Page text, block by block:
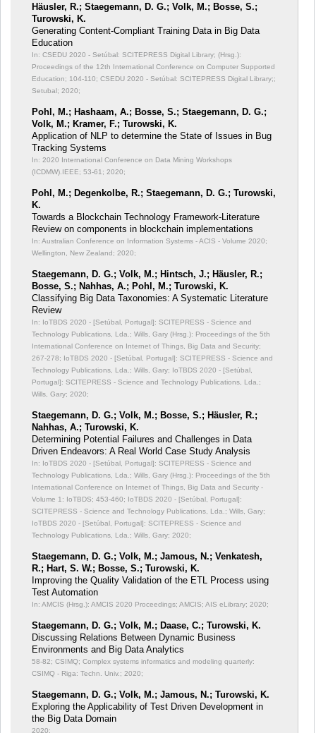
Häusler, R.; Staegemann, D. G.; Volk, M.; Bosse, S.;
Turowski, K.
Generating Content-Compliant Training Data in Big Data
Education
In: CSEDU 2020 - Setúbal: SCITEPRESS Digital Library; (Hrsg.):
Proceedings of the 12th International Conference on Computer Supported
Education; 104-110; CSEDU 2020 - Setúbal: SCITEPRESS Digital Library;;
Setubal; 2020;
Pohl, M.; Hashaam, A.; Bosse, S.; Staegemann, D. G.;
Volk, M.; Kramer, F.; Turowski, K.
Application of NLP to determine the State of Issues in Bug
Tracking Systems
In: 2020 International Conference on Data Mining Workshops
(ICDMW).IEEE; 53-61; 2020;
Pohl, M.; Degenkolbe, R.; Staegemann, D. G.; Turowski,
K.
Towards a Blockchain Technology Framework-Literature
Review on components in blockchain implementations
In: Australian Conference on Information Systems - ACIS - Volume 2020;
Wellington, New Zealand; 2020;
Staegemann, D. G.; Volk, M.; Hintsch, J.; Häusler, R.;
Bosse, S.; Nahhas, A.; Pohl, M.; Turowski, K.
Classifying Big Data Taxonomies: A Systematic Literature
Review
In: IoTBDS 2020 - [Setúbal, Portugal]: SCITEPRESS - Science and
Technology Publications, Lda.; Wills, Gary (Hrsg.): Proceedings of the 5th
International Conference on Internet of Things, Big Data and Security;
267-278; IoTBDS 2020 - [Setúbal, Portugal]: SCITEPRESS - Science and
Technology Publications, Lda.; Wills, Gary; IoTBDS 2020 - [Setúbal,
Portugal]: SCITEPRESS - Science and Technology Publications, Lda.;
Wills, Gary; 2020;
Staegemann, D. G.; Volk, M.; Bosse, S.; Häusler, R.;
Nahhas, A.; Turowski, K.
Determining Potential Failures and Challenges in Data
Driven Endeavors: A Real World Case Study Analysis
In: IoTBDS 2020 - [Setúbal, Portugal]: SCITEPRESS - Science and
Technology Publications, Lda.; Wills, Gary (Hrsg.): Proceedings of the 5th
International Conference on Internet of Things, Big Data and Security -
Volume 1: IoTBDS; 453-460; IoTBDS 2020 - [Setúbal, Portugal]:
SCITEPRESS - Science and Technology Publications, Lda.; Wills, Gary;
IoTBDS 2020 - [Setúbal, Portugal]: SCITEPRESS - Science and
Technology Publications, Lda.; Wills, Gary; 2020;
Staegemann, D. G.; Volk, M.; Jamous, N.; Venkatesh,
R.; Hart, S. W.; Bosse, S.; Turowski, K.
Improving the Quality Validation of the ETL Process using
Test Automation
In: AMCIS (Hrsg.): AMCIS 2020 Proceedings; AMCIS; AIS eLibrary; 2020;
Staegemann, D. G.; Volk, M.; Daase, C.; Turowski, K.
Discussing Relations Between Dynamic Business
Environments and Big Data Analytics
58-82; CSIMQ; Complex systems informatics and modeling quarterly:
CSIMQ - Riga: Techn. Univ.; 2020;
Staegemann, D. G.; Volk, M.; Jamous, N.; Turowski, K.
Exploring the Applicability of Test Driven Development in
the Big Data Domain
2020;